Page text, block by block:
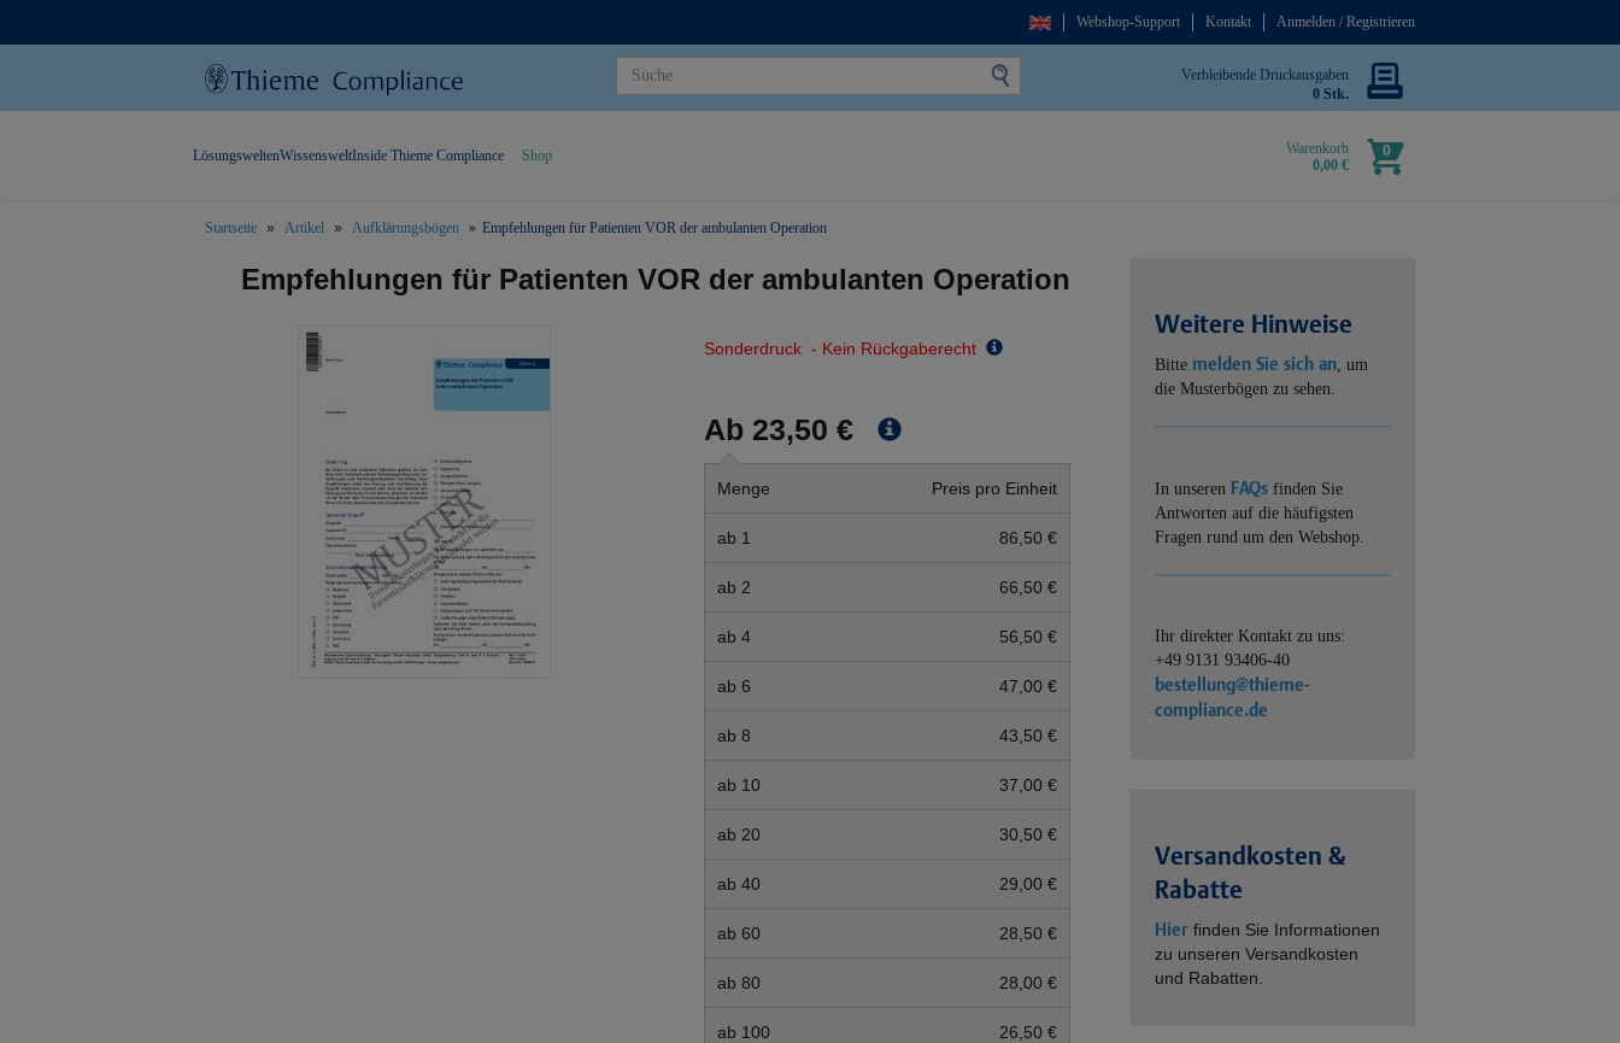
Webshop-Support Kontakt Anmelden / Registrieren
Verbleibende Druckausgaben
0 Stk.
Warenkorb
0,00 €
0
LösungsweltenWissensweltInside Thieme Compliance Shop
Startseite Artikel Aufklärungsbögen Empfehlungen für Patienten VOR der ambulanten Operation
Empfehlungen für Patienten VOR der ambulanten Operation
Sonderdruck - Kein Rückgaberecht
Ab 23,50 €
Menge Preis pro Einheit
ab 1 86,50 €
ab 2 66,50 €
ab 4 56,50 €
ab 6 47,00 €
ab 8 43,50 €
ab 10 37,00 €
ab 20 30,50 €
ab 40 29,00 €
ab 60 28,50 €
ab 80 28,00 €
ab 100 26,50 €
Weitere Hinweise
Bitte melden Sie sich an, um
die Musterbögen zu sehen.
In unseren FAQs finden Sie
Antworten auf die häufigsten
Fragen rund um den Webshop.
Ihr direkter Kontakt zu uns:
+49 9131 93406-40
bestellung@thieme-
compliance.de
Versandkosten &
Rabatte
Hier finden Sie Informationen
zu unseren Versandkosten
und Rabatten.